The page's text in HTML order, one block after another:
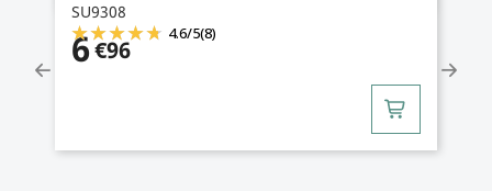
SU9308
4.6/5(8)
6€96